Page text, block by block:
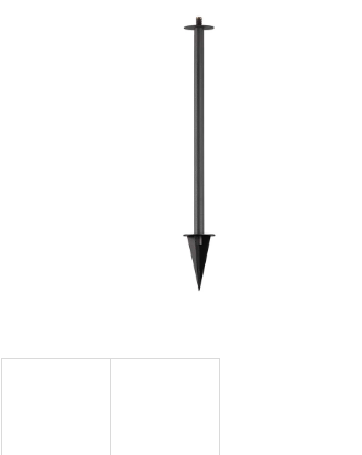
LED PÁSEK 24V RGBW 9,6W IP65